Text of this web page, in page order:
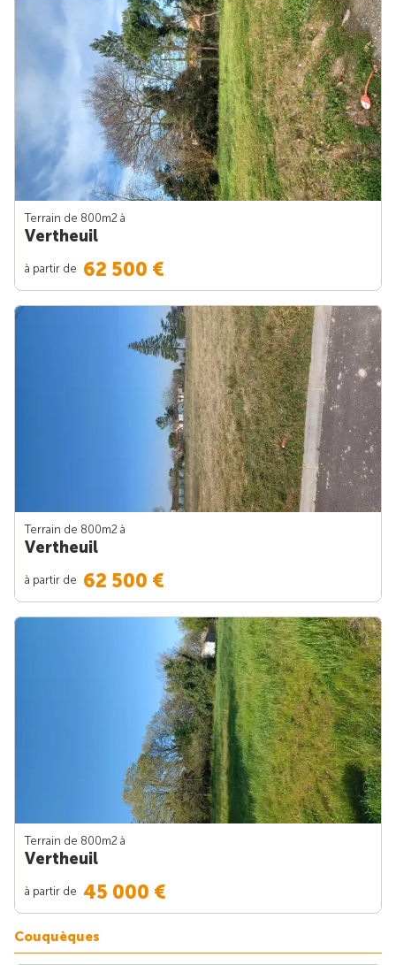
Terrain de 800m2 à
Vertheuil
à partir de 62 500 €
Terrain de 800m2 à
Vertheuil
à partir de 62 500 €
Terrain de 800m2 à
Vertheuil
à partir de 45 000 €
Couquèques